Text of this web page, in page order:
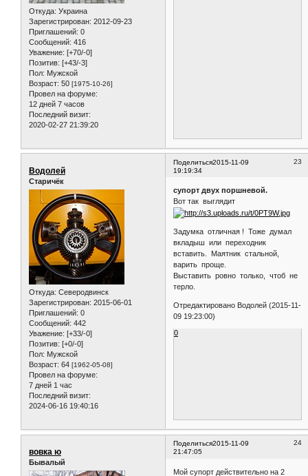
Откуда: Украина
Зарегистрирован: 2012-09-23
Приглашений: 0
Сообщений: 416
Уважение: [+70/-0]
Позитив: [+43/-3]
Пол: Мужской
Возраст: 50 [1975-10-26]
Провел на форуме:
12 дней 7 часов
Последний визит:
2020-02-27 21:39:20
Поделиться 23
2015-11-09
19:19:34
Водолей
Старичёк
Откуда: Северодвинск
Зарегистрирован: 2015-06-01
Приглашений: 0
Сообщений: 442
Уважение: [+33/-0]
Позитив: [+0/-0]
Пол: Мужской
Возраст: 64 [1962-05-08]
Провел на форуме:
7 дней 1 час
Последний визит:
2024-06-16 19:40:16
супорт двух поршневой.
Вот так выглядит
Задумка отличная ! Тоже думал
вкладыш или переходник
вставить. Маятник стальной,
варить проще.
Выставить ровно только, чтоб не
терло.
Отредактировано Водолей (2015-11-
09 19:23:00)
0
Поделиться 24
2015-11-09
21:47:05
вовка ю
Бывалый
Мой супорт действительно на 2